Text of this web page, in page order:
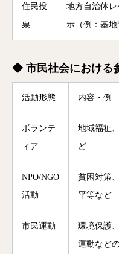
住民投
票
地方自治体
示（例：基地
◆ 市民社会における
活動形態 内容・例
ボランテ
ィア
地域福祉
ど
NPO/NGO
活動
貧困対策
平等など
市民運動
環境保護
運動など